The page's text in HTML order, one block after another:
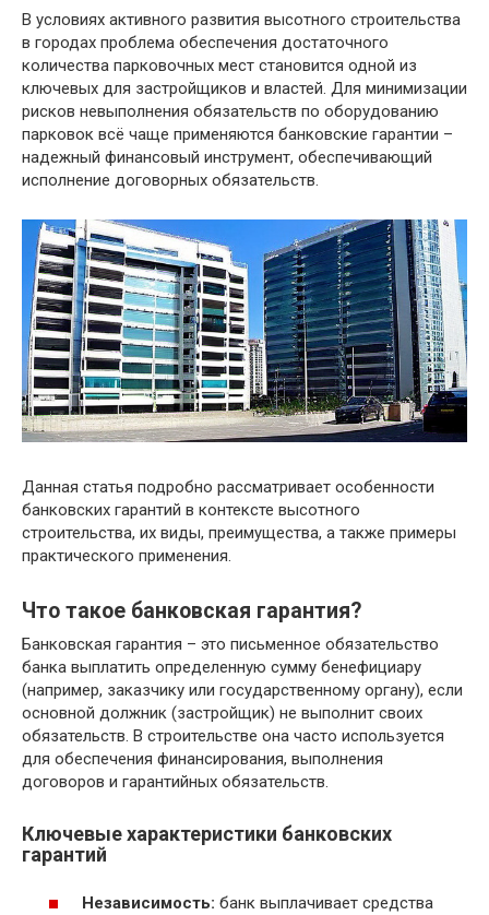
В условиях активного развития высотного строительства
в городах проблема обеспечения достаточного
количества парковочных мест становится одной из
ключевых для застройщиков и властей. Для минимизации
рисков невыполнения обязательств по оборудованию
парковок всё чаще применяются банковские гарантии –
надежный финансовый инструмент, обеспечивающий
исполнение договорных обязательств.
Данная статья подробно рассматривает особенности
банковских гарантий в контексте высотного
строительства, их виды, преимущества, а также примеры
практического применения.
Что такое банковская гарантия?
Банковская гарантия – это письменное обязательство
банка выплатить определенную сумму бенефициару
(например, заказчику или государственному органу), если
основной должник (застройщик) не выполнит своих
обязательств. В строительстве она часто используется
для обеспечения финансирования, выполнения
договоров и гарантийных обязательств.
Ключевые характеристики банковских
гарантий
Независимость: банк выплачивает средства